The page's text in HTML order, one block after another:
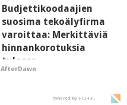
Budjettikoodaajien
suosima tekoälyfirma
varoittaa: Merkittäviä
hinnankorotuksia
tulossa
AfterDawn
Powered by HIGH.FI